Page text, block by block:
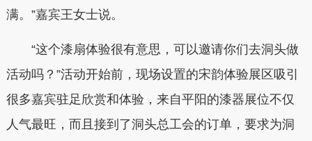
满。”嘉宾王女士说。
“这个漆扇体验很有意思，可以邀请你们去洞头做
活动吗？”活动开始前，现场设置的宋韵体验展区吸引
很多嘉宾驻足欣赏和体验，来自平阳的漆器展位不仅
人气最旺，而且接到了洞头总工会的订单，要求为洞